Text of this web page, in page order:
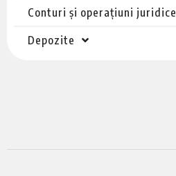
Conturi și operațiuni juridice
Depozite